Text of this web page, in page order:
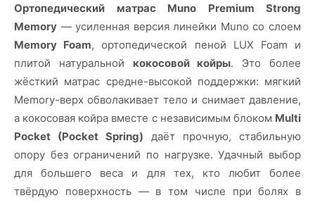
Ортопедический матрас Muno Premium Strong
Memory — усиленная версия линейки Muno со слоем
Memory Foam, ортопедической пеной LUX Foam и
плитой натуральной кокосовой койры. Это более
жёсткий матрас средне-высокой поддержки: мягкий
Memory-верх обволакивает тело и снимает давление,
а кокосовая койра вместе с независимым блоком Multi
Pocket (Pocket Spring) даёт прочную, стабильную
опору без ограничений по нагрузке. Удачный выбор
для большего веса и для тех, кто любит более
твёрдую поверхность — в том числе при болях в